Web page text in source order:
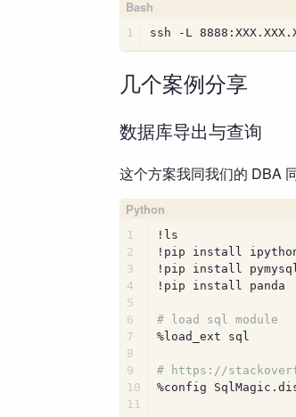
1 ssh -L
几个案例分享
数据库导出与查询
这个方案我同我们的 DBA
1
2
3
4
5
6
7
8
9
10
11
!ls
!pip install
!pip install
!pip install panda
# load sql module
%load_ext sql
# https://
%config